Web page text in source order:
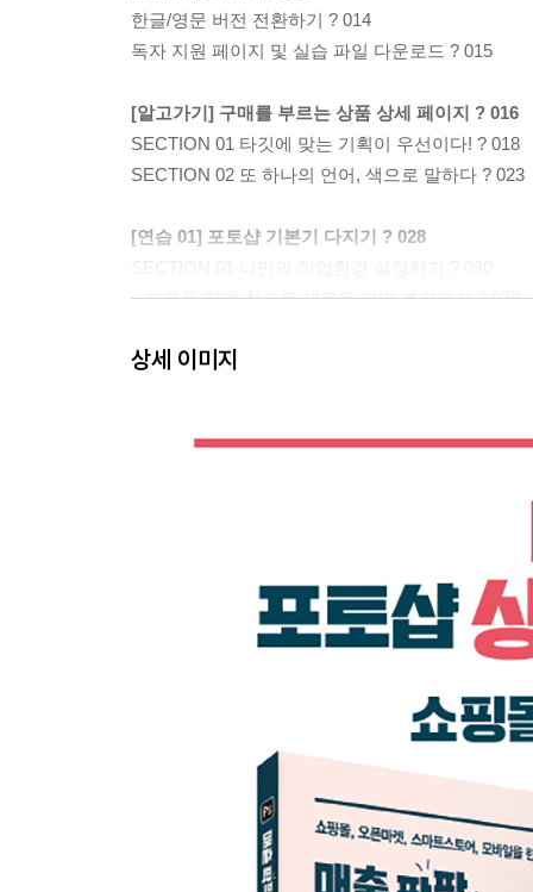
한글/영문 버전 전환하기 ? 014
독자 지원 페이지 및 실습 파일 다운로드 ? 015
[알고가기] 구매를 부르는 상품 상세 페이지 ? 016
SECTION 01 타깃에 맞는 기획이 우선이다! ? 018
SECTION 02 또 하나의 언어, 색으로 말하다 ? 023
[연습 01] 포토샵 기본기 다지기 ? 028
_ 새로운 작업 창으로 새로운 파일 불러오기 ? 030
_ 글꼴 표현 방식 변경하기 ? 031
_ 새 파일 만들기 ? 034
SECTION 03 다양한 형태로 영역 선택하기 ? 038
SECTION 04 도형 만들기와 펜 도구 ? 042
_ 도형 그리기 ? 042
SECTION 05 크기 변경 및 자르기 ? 045
_ 이미지 자르기 ? 047
SECTION 06 레이어 패널 자유자재로 다루기 ? 050
_ 레이어 패널 기본 기능 ? 050
_ 클리핑 마스크 설정하기 ? 055
SECTION 07 레벨 기능으로 본래의 색상 찾기 ?
상세 이미지